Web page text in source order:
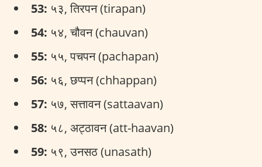
53: ५३, तिरपन (tirapan)
54: ५४, चौवन (chauvan)
55: ५५, पचपन (pachapan)
56: ५६, छप्पन (chhappan)
57: ५७, सत्तावन (sattaavan)
58: ५८, अट्ठावन (att-haavan)
59: ५९, उनसठ (unasath)